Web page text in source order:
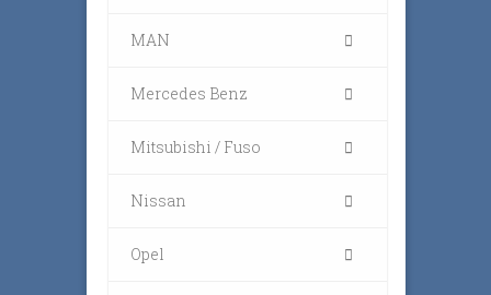
MAN
Mercedes Benz
Mitsubishi / Fuso
Nissan
Opel